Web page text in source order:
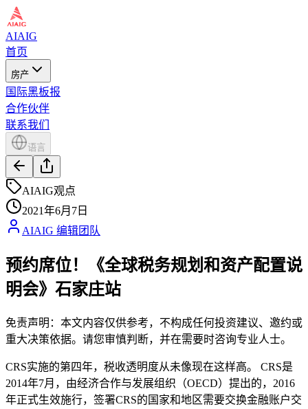
AIAIG
首页
房产
国际黑板报
合作伙伴
联系我们
语言
AIAIG观点
2021年6月7日
AIAIG 编辑团队
预约席位！《全球税务规划和资产配置说
明会》石家庄站
免责声明：本文内容仅供参考，不构成任何投资建议、邀约或
重大决策依据。请您审慎判断，并在需要时咨询专业人士。
CRS实施的第四年，税收透明度从未像现在这样高。 CRS是
2014年7月，由经济合作与发展组织（OECD）提出的，2016
年正式生效施行，签署CRS的国家和地区需要交换金融账户交